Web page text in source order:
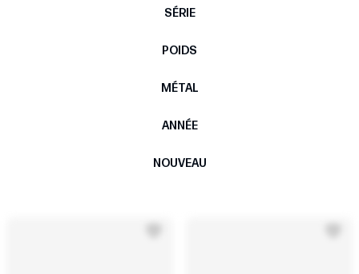
SÉRIE
POIDS
MÉTAL
ANNÉE
NOUVEAU